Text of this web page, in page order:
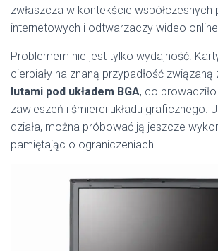
zwłaszcza w kontekście współczesnych
internetowych i odtwarzaczy wideo
Problemem nie jest tylko wydajność.
cierpiały na znaną przypadłość związaną
lutami pod układem BGA, co
zawieszeń i śmierci układu graficznego.
działa, można próbować ją jeszcze
pamiętając o ograniczeniach.